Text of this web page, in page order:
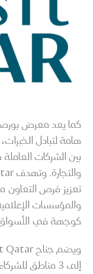
كما يعد معرض
هامة لتبادل
بين الشركات
تعزيز فرص التعاون
والمؤسسات
كوجهة في الأسواق